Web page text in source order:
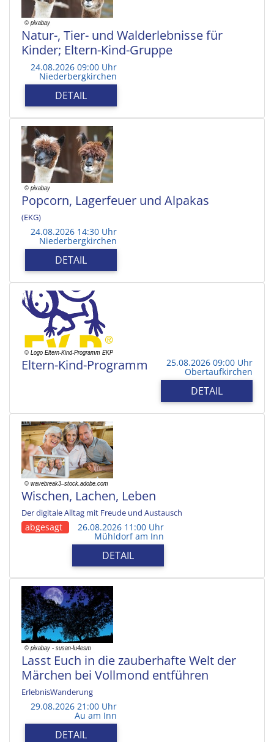
Natur-, Tier- und Walderlebnisse für
Kinder; Eltern-Kind-Gruppe
24.08.2026 09:00 Uhr
Niederbergkirchen
DETAIL
Popcorn, Lagerfeuer und Alpakas
(EKG)
24.08.2026 14:30 Uhr
Niederbergkirchen
DETAIL
Eltern-Kind-Programm 25.08.2026 09:00 Uhr
Obertaufkirchen
DETAIL
Wischen, Lachen, Leben
Der digitale Alltag mit Freude und Austausch
abgesagt 26.08.2026 11:00 Uhr
Mühldorf am Inn
DETAIL
Lasst Euch in die zauberhafte Welt der
Märchen bei Vollmond entführen
ErlebnisWanderung
29.08.2026 21:00 Uhr
Au am Inn
DETAIL